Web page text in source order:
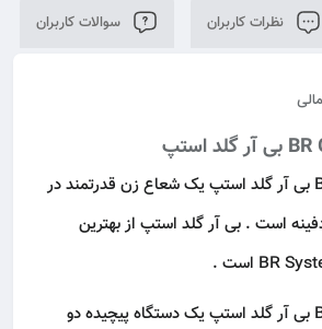
نظرات کاربران سوالات کاربران
فلزیاب BR Gold Step بی آر گلد استپ یک شعاع زن قدرتمند در
است . بی آر گلد استپ از بهترین‌
فلزیاب BR Gold Step بی آر گلد استپ یک دستگاه پیچیده دو